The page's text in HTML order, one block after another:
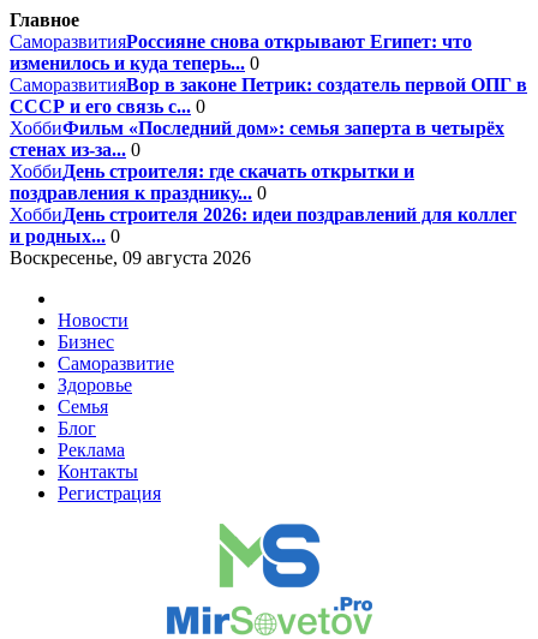
Главное
СаморазвитияРоссияне снова открывают Египет: что
изменилось и куда теперь... 0
СаморазвитияВор в законе Петрик: создатель первой ОПГ в
СССР и его связь с... 0
ХоббиФильм «Последний дом»: семья заперта в четырёх
стенах из-за... 0
ХоббиДень строителя: где скачать открытки и
поздравления к празднику... 0
ХоббиДень строителя 2026: идеи поздравлений для коллег
и родных... 0
Воскресенье, 09 августа 2026
Новости
Бизнес
Саморазвитие
Здоровье
Семья
Блог
Реклама
Контакты
Регистрация